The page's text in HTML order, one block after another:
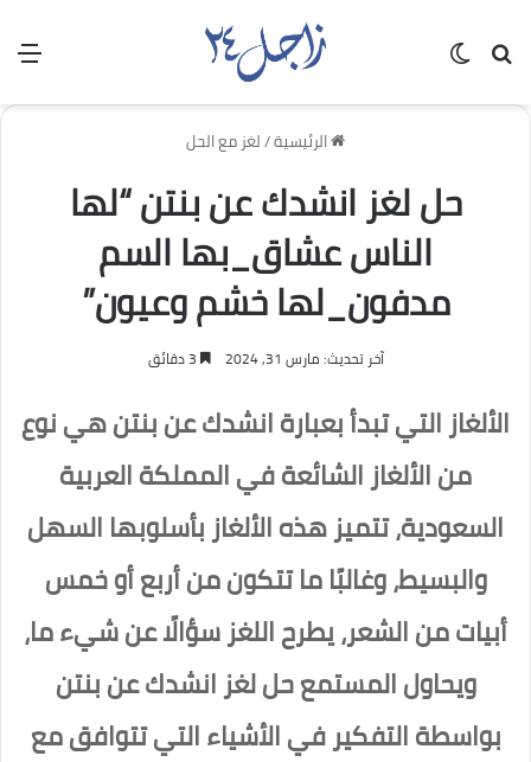
بحث عن
الرئيسية/لغز مع الحل
حل لغز انشدك عن بنتن “لها
الناس عشاق_بها السم
مدفون_لها خشم وعيون”
آخر تحديث: مارس 31, 2024
الألغاز التي تبدأ بعبارة انشدك عن بنتن هي نوع
من الألغاز الشائعة في المملكة العربية
السعودية، تتميز هذه الألغاز بأسلوبها السهل
والبسيط، وغالبًا ما تتكون من أربع أو خمس
أبيات من الشعر، يطرح اللغز سؤالًا عن شيء ما،
ويحاول المستمع حل لغز انشدك عن بنتن
بواسطة التفكير في الأشياء التي تتوافق مع